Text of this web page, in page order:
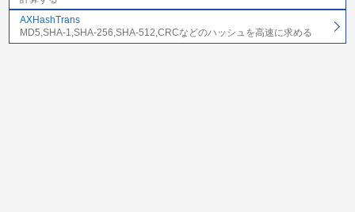
AXHashTrans
MD5,SHA-1,SHA-256,SHA-512,CRCなどのハッシュを高速に求める